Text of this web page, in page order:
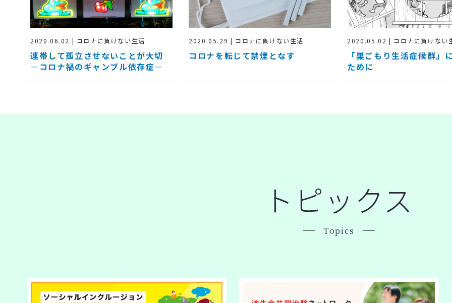
2020.06.02 | コロナに負けない生活
連帯して孤立させないことが大切
―コロナ禍のギャンブル依存症―
2020.05.29 | コロナに負けない生活
コロナを転じて禁煙となす
2020.05.02 | コロナに負けない
「巣ごもり生活症候群」
ために
トピックス
Topics